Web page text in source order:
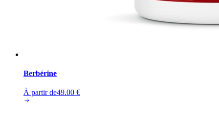
Berbérine
À partir de49.00 €